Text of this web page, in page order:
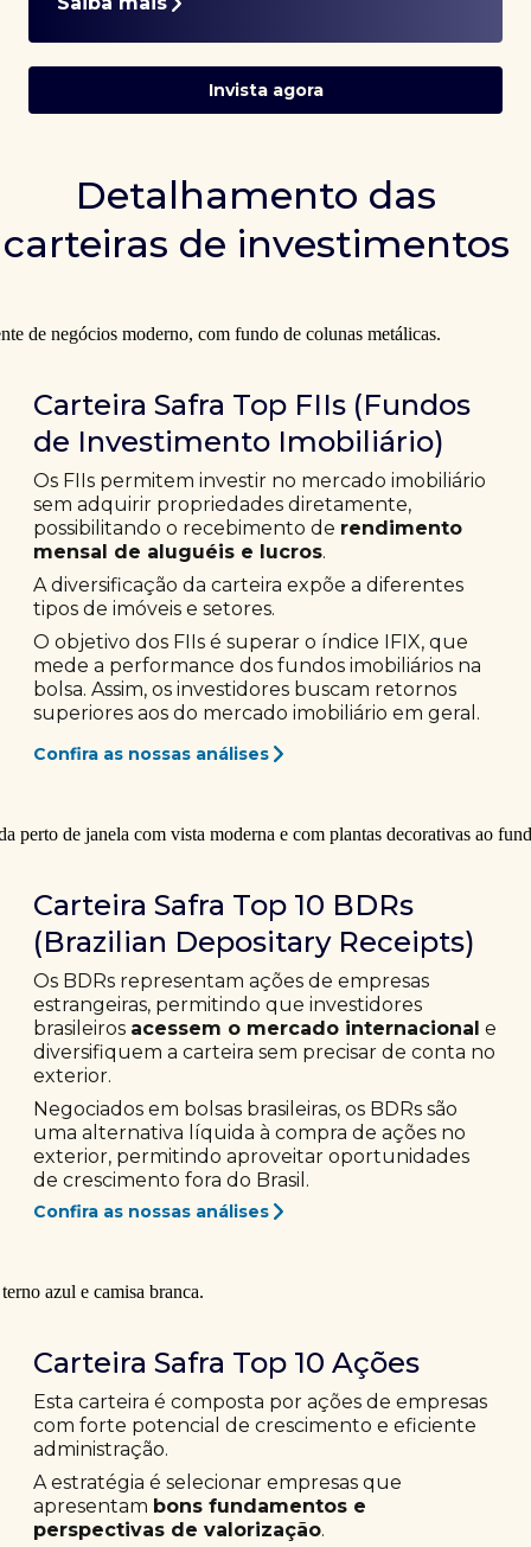
Invista agora
Detalhamento das
carteiras de investimentos
Carteira Safra Top FIIs (Fundos
de Investimento Imobiliário)
Os FIIs permitem investir no mercado imobiliário
sem adquirir propriedades diretamente,
possibilitando o recebimento de rendimento
mensal de aluguéis e lucros.
A diversificação da carteira expõe a diferentes
tipos de imóveis e setores.
O objetivo dos FIIs é superar o índice IFIX, que
mede a performance dos fundos imobiliários na
bolsa. Assim, os investidores buscam retornos
superiores aos do mercado imobiliário em geral.
Confira as nossas análises
Carteira Safra Top 10 BDRs
(Brazilian Depositary Receipts)
Os BDRs representam ações de empresas
estrangeiras, permitindo que investidores
brasileiros acessem o mercado internacional e
diversifiquem a carteira sem precisar de conta no
exterior.
Negociados em bolsas brasileiras, os BDRs são
uma alternativa líquida à compra de ações no
exterior, permitindo aproveitar oportunidades
de crescimento fora do Brasil.
Confira as nossas análises
Carteira Safra Top 10 Ações
Esta carteira é composta por ações de empresas
com forte potencial de crescimento e eficiente
administração.
A estratégia é selecionar empresas que
apresentam bons fundamentos e
perspectivas de valorização.